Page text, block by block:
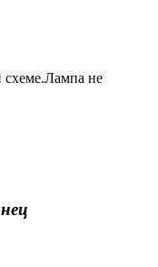
схеме.Лампа не